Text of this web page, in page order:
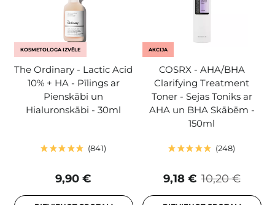
KOSMETOLOGA IZVĒLE
The Ordinary - Lactic Acid
10% + HA - Pīlings ar
Pienskābi un
Hialuronskābi - 30ml
841
9,90 €
AKCIJA
COSRX - AHA/BHA
Clarifying Treatment
Toner - Sejas Toniks ar
AHA un BHA Skābēm -
150ml
248
10,20 €
9,18 €